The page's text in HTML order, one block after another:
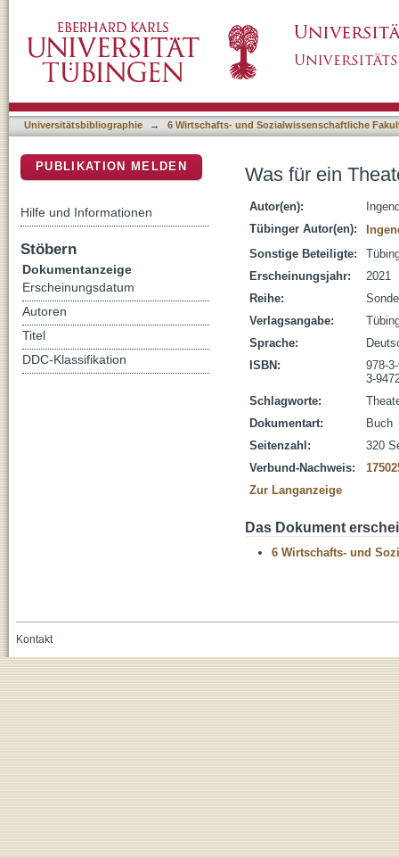
Universitätsbibliographie → 6 Wirtschafts- und Sozialwissenschaftliche
Was für ein
Autor(en):
Tübinger Autor(en):
Sonstige Beteiligte:
Erscheinungsjahr:
2021
Reihe:
Verlagsangabe:
Sprache:
ISBN:
978-
3-
Schlagworte:
Dokumentart:
Buch
Seitenzahl:
320
Verbund-Nachweis:
Zur Langanzeige
Das Dokument
6 Wirtschafts- und
PUBLIKATION MELDEN
Hilfe und Informationen
Stöbern
Dokumentanzeige
Erscheinungsdatum
Autoren
Titel
DDC-Klassifikation
Kontakt